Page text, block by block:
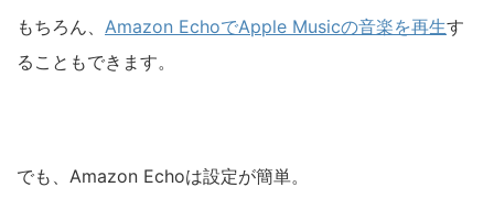
もちろん、 Amazon EchoでApple Musicの音楽を再生す
ることもできます。
でも、Amazon Echoは設定が簡単。